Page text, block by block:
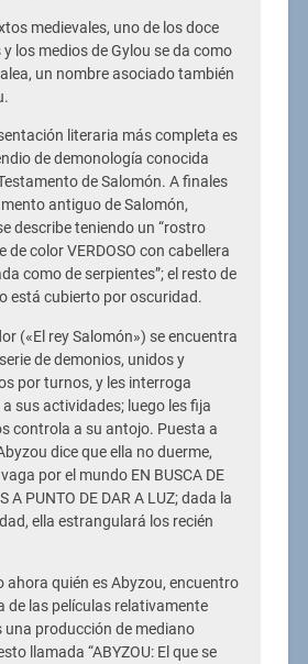
medievales, uno de los doce
los medios de Gylou se da como
un nombre asociado también
literaria más completa es
de demonología conocida
de Salomón. A finales
antiguo de Salomón,
describe teniendo un “rostro
de color VERDOSO con cabellera
como de serpientes”; el resto de
está cubierto por oscuridad.
(«El rey Salomón») se encuentra
de demonios, unidos y
por turnos, y les interroga
sus actividades; luego les fija
controla a su antojo. Puesta a
dice que ella no duerme,
por el mundo EN BUSCA DE
A PUNTO DE DAR A LUZ; dada la
ella estrangulará los recién
ahora quién es Abyzou, encuentro
de las películas relativamente
una producción de mediano
llamada “ABYZOU: El que se